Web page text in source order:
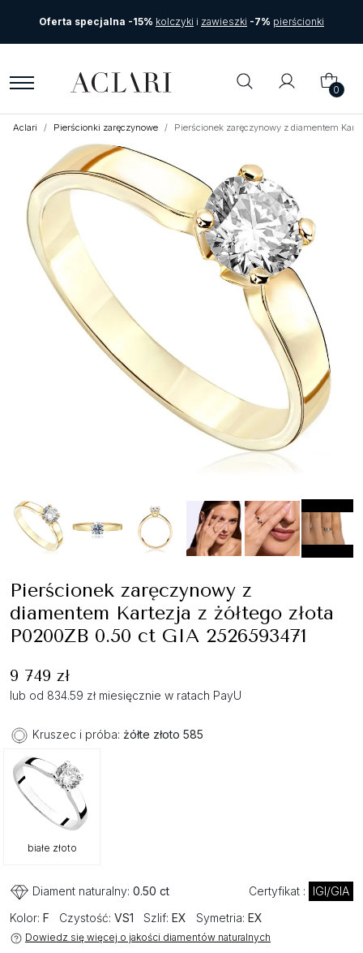
Oferta specjalna -15% kolczyki i zawieszki -7% pierścionki
0
Aclari Pierścionki zaręczynowe Pierścionek zaręczynowy z diamentem
Pierścionek zaręczynowy z
diamentem Kartezja z żółtego złota
P0200ZB 0.50 ct GIA 2526593471
9 749 zł
lub od 834.59 zł miesięcznie w ratach PayU
Kruszec i próba: żółte złoto 585
białe złoto
Diament naturalny: 0.50 ct Certyfikat :
IGI/GIA
Kolor: F Czystość: VS1 Szlif: EX Symetria: EX
Dowiedz się więcej o jakości diamentów naturalnych